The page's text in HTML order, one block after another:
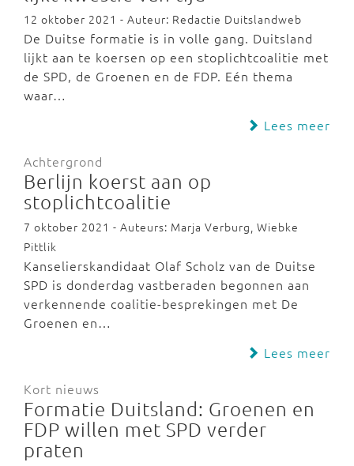
12 oktober 2021 - Auteur: Redactie Duitslandweb
De Duitse formatie is in volle gang. Duitsland
lijkt aan te koersen op een stoplichtcoalitie met
de SPD, de Groenen en de FDP. Eén thema
waar…
Lees meer
Achtergrond
Berlijn koerst aan op
stoplichtcoalitie
7 oktober 2021 - Auteurs: Marja Verburg, Wiebke
Pittlik
Kanselierskandidaat Olaf Scholz van de Duitse
SPD is donderdag vastberaden begonnen aan
verkennende coalitie-besprekingen met De
Groenen en…
Lees meer
Kort nieuws
Formatie Duitsland: Groenen en
FDP willen met SPD verder
praten